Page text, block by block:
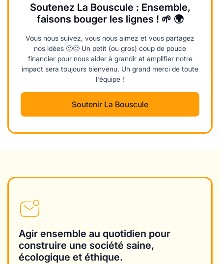
Soutenez La Bouscule : Ensemble,
faisons bouger les lignes ! 🌱 🌍
Vous nous suivez, vous nous aimez et vous partagez
nos idées 🙂🙂 Un petit (ou gros) coup de pouce
financier pour nous aider à grandir et amplifier notre
impact sera toujours bienvenu. Un grand merci de toute
l'équipe !
Soutenir La Bouscule
Agir ensemble au quotidien pour
construire une société saine,
écologique et éthique.